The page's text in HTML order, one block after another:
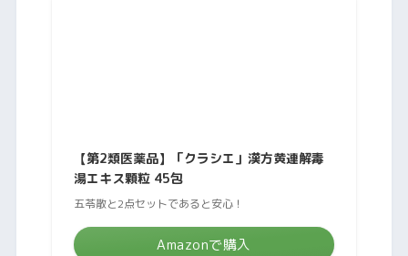
【第2類医薬品】「クラシエ」漢方黄連解毒
湯エキス顆粒 45包
五苓散と2点セットであると安心！
Amazonで購入